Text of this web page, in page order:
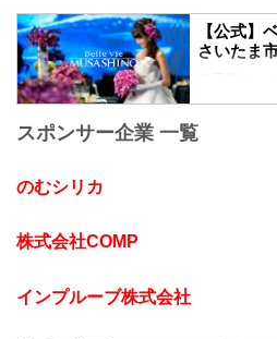
【公式】
さいたま
埼玉県さい
ルヴィ武蔵
声や写真を
スポンサー企業 一覧
のむシリカ
株式会社COMP
インプルーブ株式会社